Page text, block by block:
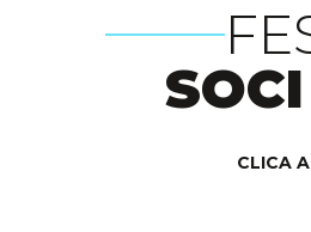
SOCI
CLICA